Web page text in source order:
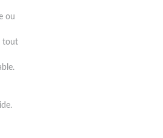
ou
tout